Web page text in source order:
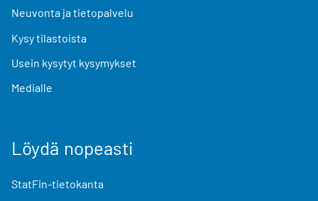
Neuvonta ja tietopalvelu
Kysy tilastoista
Usein kysytyt kysymykset
Medialle
Löydä nopeasti
StatFin-tietokanta